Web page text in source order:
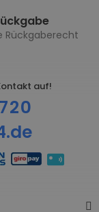
Rückgaberecht
auf!